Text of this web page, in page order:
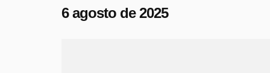
6 agosto de 2025